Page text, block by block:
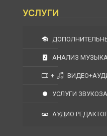
УСЛУГИ
АНАЛИЗ
+
УСЛУГИ
АУДИО